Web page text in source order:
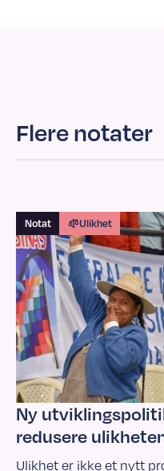
Flere notater
Ny
redusere
Ulikhet er ikke et nytt
Notat Ulikhet